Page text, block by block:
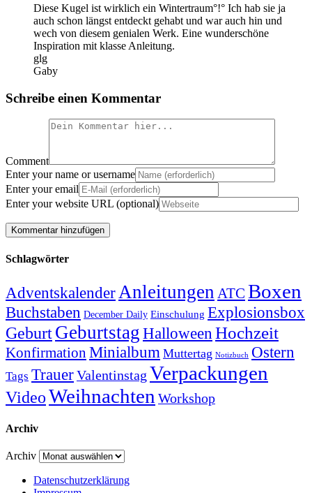
Diese Kugel ist wirklich ein Wintertraum°!° Ich hab sie ja
auch schon längst entdeckt gehabt und war auch hin und
wech von diesem genialen Werk. Eine wunderschöne
Inspiration mit klasse Anleitung.
glg
Gaby
Schreibe einen Kommentar
Comment
Enter your name or username
Enter your email
Enter your website URL (optional)
Schlagwörter
Adventskalender Anleitungen ATC Boxen
Buchstaben December Daily Einschulung Explosionsbox
GeburtGeburtstag Halloween Hochzeit
Konfirmation Minialbum Muttertag Notizbuch Ostern
Tags TrauerValentinstag Verpackungen
VideoWeihnachten Workshop
Archiv
Archiv
Datenschutzerklärung